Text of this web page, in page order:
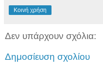
Κοινή χρήση
Δεν υπάρχουν σχόλια:
Δημοσίευση σχολίου